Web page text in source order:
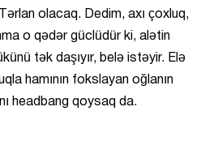
olacaq. Dedim, axı çoxluq,
o qədər güclüdür ki, alətin
tək daşıyır, belə istəyir. Elə
hamının fokslayan oğlanın
headbang qoysaq da.